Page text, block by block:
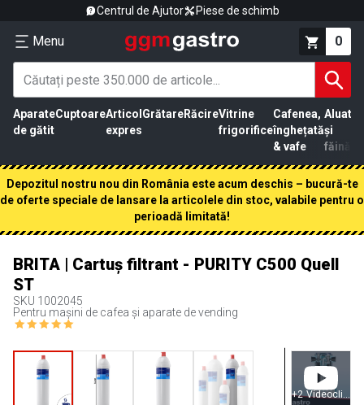
Centrul de Ajutor Piese de schimb
Menu 0
Aparate
de gătit
CuptoareArticol
expres
GrătareRăcireVitrine
frigorifice
Cafenea,
înghețată
& vafe
Aluat
și
făină
Depozitul nostru nou din România este acum deschis – bucură-te
de oferte speciale de lansare la articolele din stoc, valabile pentru o
perioadă limitată!
BRITA | Cartuș filtrant - PURITY C500 Quell
ST
SKU 1002045
Pentru mașini de cafea și aparate de vending
+2 Videoclipuri